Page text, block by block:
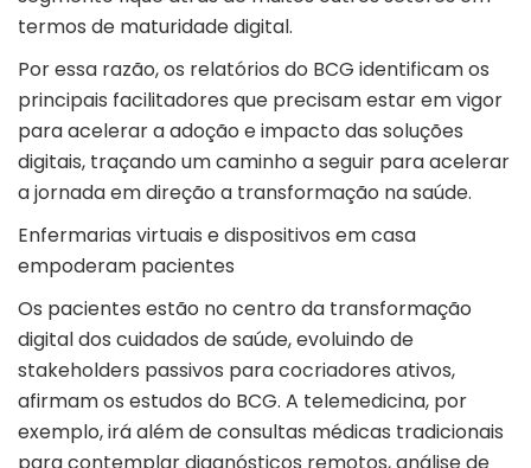
termos de maturidade digital.
Por essa razão, os relatórios do BCG identificam os
principais facilitadores que precisam estar em vigor
para acelerar a adoção e impacto das soluções
digitais, traçando um caminho a seguir para acelerar
a jornada em direção a transformação na saúde.
Enfermarias virtuais e dispositivos em casa
empoderam pacientes
Os pacientes estão no centro da transformação
digital dos cuidados de saúde, evoluindo de
stakeholders passivos para cocriadores ativos,
afirmam os estudos do BCG. A telemedicina, por
exemplo, irá além de consultas médicas tradicionais